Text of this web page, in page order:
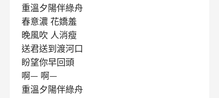
重溫夕陽伴綠舟
春意濃 花嬌羞
晚風吹 人消瘦
送君送到渡河口
盼望你早回頭
啊— 啊—
重溫夕陽伴綠舟